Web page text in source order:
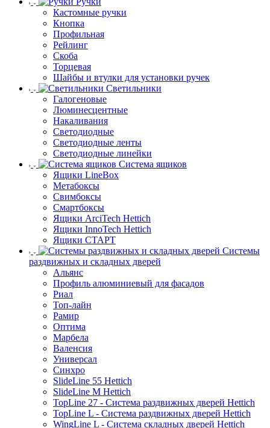
Кастомные ручки
Кнопка
Профильная
Рейлинг
Скоба
Торцевая
Шайбы и втулки для установки ручек
Светильники
Галогеновые
Люминесцентные
Накаливания
Светодиодные
Светодиодные ленты
Светодиодные линейки
Система ящиков
Ящики LineBox
Метабоксы
Свимбоксы
Смартбоксы
Ящики ArciTech Hettich
Ящики InnoTech Hettich
Ящики СТАРТ
Системы
раздвижных и складных дверей
Альянс
Профиль алюминиевый для фасадов
Риал
Топ-лайн
Рамир
Оптима
Марбела
Валенсия
Универсал
Синхро
SlideLine 55 Hettich
SlideLine M Hettich
TopLine 27 - Система раздвижных дверей Hettich
TopLine L - Система раздвижных дверей Hettich
WingLine L - Система складных дверей Hettich